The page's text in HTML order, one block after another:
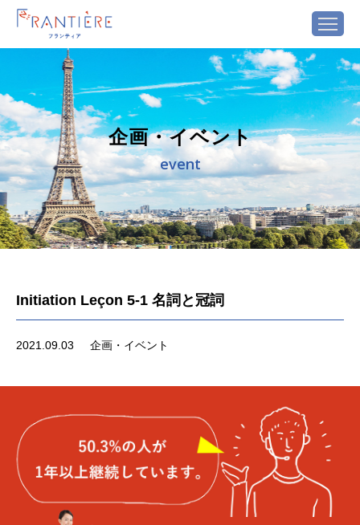
企画・イベント
event
Initiation Leçon 5-1 名詞と冠詞
2021.09.03 企画・イベント